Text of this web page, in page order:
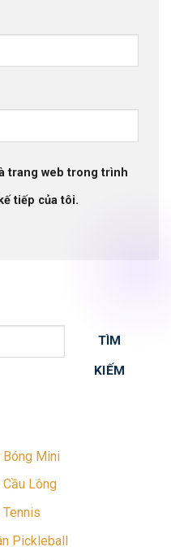
trang web trong trình
tiếp của tôi.
TÌM
KIẾM
Bóng Mini
Lông
Pickleball